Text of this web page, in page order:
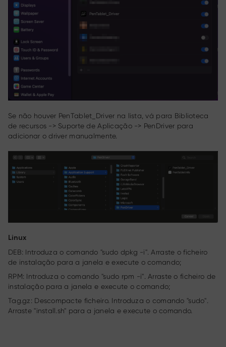
Se não houver PenTablet_Driver na lista, vá para Biblioteca
de recursos -> Suporte de Aplicação -> PenDriver para
adicionar o driver manualmente.
Linux
DEB: Introduza o comando "sudo dpkg -i". Arraste o ficheiro
de instalação para a janela e execute o comando;
RPM: Introduza o comando "sudo rpm -i". Arraste o ficheiro de
instalação para a janela e execute o comando;
Tag.gz: Descompacte ficheiro. Introduza o comando "sudo".
Arraste "install.sh" para a janela e execute o comando.